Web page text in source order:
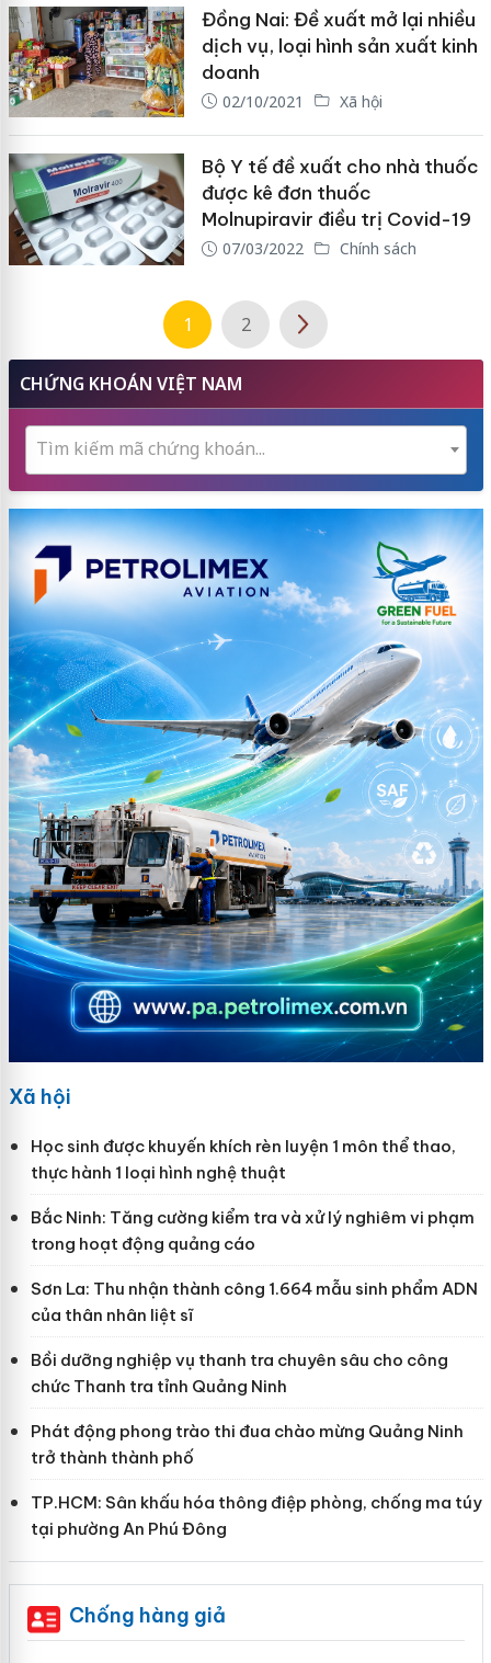
Đồng Nai: Đề xuất mở lại nhiều
dịch vụ, loại hình sản xuất kinh
doanh
02/10/2021 Xã hội
Bộ Y tế đề xuất cho nhà thuốc
được kê đơn thuốc
Molnupiravir điều trị Covid-19
07/03/2022 Chính sách
1 2
CHỨNG KHOÁN VIỆT NAM
Tìm kiếm mã chứng khoán...
Xã hội
Học sinh được khuyến khích rèn luyện 1 môn thể thao,
thực hành 1 loại hình nghệ thuật
Bắc Ninh: Tăng cường kiểm tra và xử lý nghiêm vi phạm
trong hoạt động quảng cáo
Sơn La: Thu nhận thành công 1.664 mẫu sinh phẩm ADN
của thân nhân liệt sĩ
Bồi dưỡng nghiệp vụ thanh tra chuyên sâu cho công
chức Thanh tra tỉnh Quảng Ninh
Phát động phong trào thi đua chào mừng Quảng Ninh
trở thành thành phố
TP.HCM: Sân khấu hóa thông điệp phòng, chống ma túy
tại phường An Phú Đông
Chống hàng giả